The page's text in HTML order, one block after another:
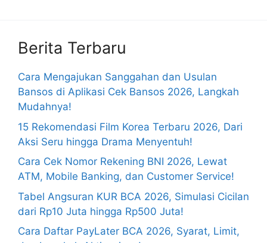
Berita Terbaru
Cara Mengajukan Sanggahan dan Usulan
Bansos di Aplikasi Cek Bansos 2026, Langkah
Mudahnya!
15 Rekomendasi Film Korea Terbaru 2026, Dari
Aksi Seru hingga Drama Menyentuh!
Cara Cek Nomor Rekening BNI 2026, Lewat
ATM, Mobile Banking, dan Customer Service!
Tabel Angsuran KUR BCA 2026, Simulasi Cicilan
dari Rp10 Juta hingga Rp500 Juta!
Cara Daftar PayLater BCA 2026, Syarat, Limit,